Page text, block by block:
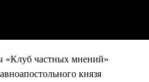
«Клуб частных мнений»
князя